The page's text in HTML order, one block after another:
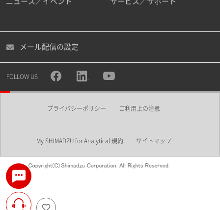
メール配信の設定
FOLLOW US
プライバシーポリシー ご利用上の注意
My SHIMADZU for Analytical 規約 サイトマップ